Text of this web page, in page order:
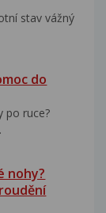
stav vážný
do
po ruce?
nohy?